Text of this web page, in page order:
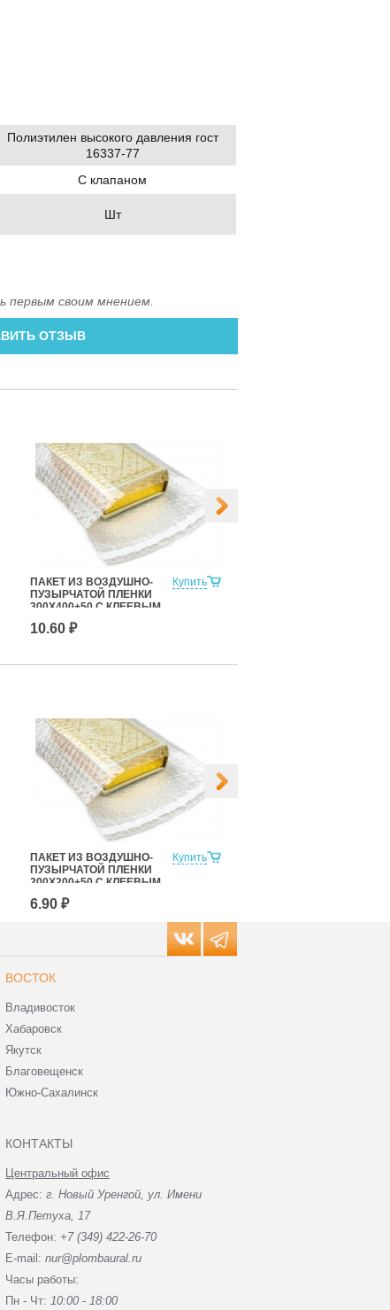
Полиэтилен высокого давления гост
16337-77
С клапаном
Шт
первым своим мнением.
ОТЗЫВ
Купить
ПАКЕТ ИЗ ВОЗДУШНО-
ПУЗЫРЧАТОЙ ПЛЕНКИ
300Х400+50 С КЛЕЕВЫМ
10.60 ₽
Купить
ПАКЕТ ИЗ ВОЗДУШНО-
ПУЗЫРЧАТОЙ ПЛЕНКИ
200Х200+50 С КЛЕЕВЫМ
6.90 ₽
ВОСТОК
Владивосток
Хабаровск
Якутск
Благовещенск
Южно-Сахалинск
КОНТАКТЫ
Центральный офис
Адрес: г. Новый Уренгой, ул. Имени
В.Я.Петуха, 17
Телефон: +7 (349) 422-26-70
E-mail: nur@plombaural.ru
Часы работы:
Пн - Чт: 10:00 - 18:00